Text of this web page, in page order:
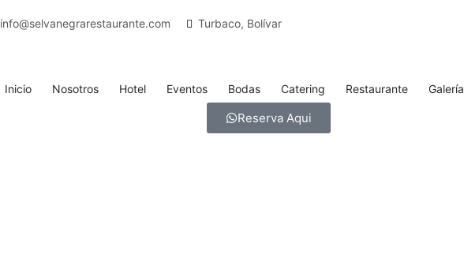
info@selvanegrarestaurante.com Turbaco, Bolívar
Inicio Nosotros Hotel Eventos Bodas Catering Restaurante Galería
Reserva Aqui